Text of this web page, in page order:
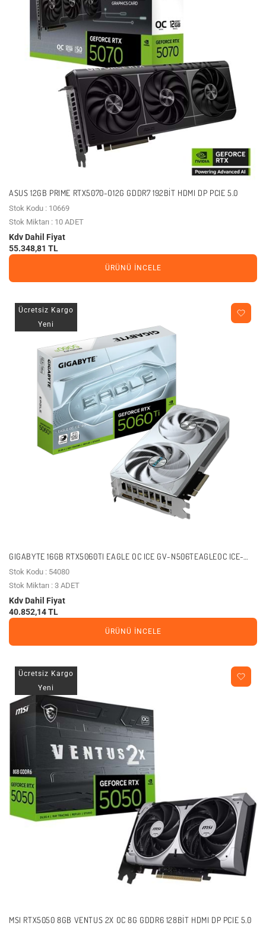
ASUS 12GB PRIME RTX5070-O12G GDDR7 192BIT HDMI DP PCIE 5.0
Stok Kodu : 10669
Stok Miktarı : 10 ADET
Kdv Dahil Fiyat
55.348,81 TL
ÜRÜNÜ İNCELE
Ücretsiz Kargo
Yeni
GIGABYTE 16GB RTX5060TI EAGLE OC ICE GV-N506TEAGLEOC ICE-
16GD GDDR7 HDMI-DP PCIE 5.0
Stok Kodu : 54080
Stok Miktarı : 3 ADET
Kdv Dahil Fiyat
40.852,14 TL
ÜRÜNÜ İNCELE
Ücretsiz Kargo
Yeni
MSI RTX5050 8GB VENTUS 2X OC 8G GDDR6 128BIT HDMI DP PCIE 5.0